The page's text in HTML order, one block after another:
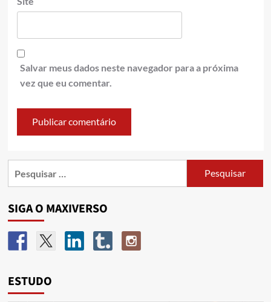
Salvar meus dados neste navegador para a próxima
vez que eu comentar.
SIGA O MAXIVERSO
ESTUDO